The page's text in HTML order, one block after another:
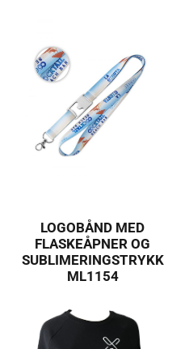
LOGOBÅND MED
FLASKEÅPNER OG
SUBLIMERINGSTRYKK
ML1154